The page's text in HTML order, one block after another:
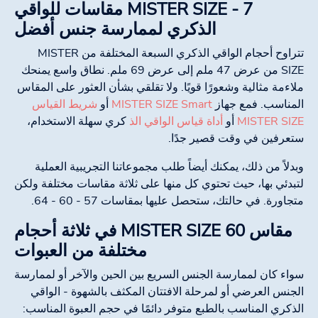
MISTER SIZE - 7 مقاسات للواقي
الذكري لممارسة جنس أفضل
تتراوح أحجام الواقي الذكري السبعة المختلفة من MISTER
SIZE من عرض 47 ملم إلى عرض 69 ملم. نطاق واسع يمنحك
ملاءمة مثالية وشعورًا قويًا. ولا تقلقي بشأن العثور على المقاس
المناسب. فمع جهاز MISTER SIZE Smart أو شريط القياس
MISTER SIZE أو أداة قياس الواقي الذ كري سهلة الاستخدام،
ستعرفين في وقت قصير جدًا.
وبدلاً من ذلك، يمكنك أيضاً طلب مجموعاتنا التجريبية العملية
لتبدئي بها، حيث تحتوي كل منها على ثلاثة مقاسات مختلفة ولكن
متجاورة. في حالتك، ستحصل عليها بمقاسات 57 - 60 - 64.
مقاس MISTER SIZE 60 في ثلاثة أحجام
مختلفة من العبوات
سواء كان لممارسة الجنس السريع بين الحين والآخر أو لممارسة
الجنس العرضي أو لمرحلة الافتتان المكثف بالشهوة - الواقي
الذكري المناسب بالطبع متوفر دائمًا في حجم العبوة المناسب: